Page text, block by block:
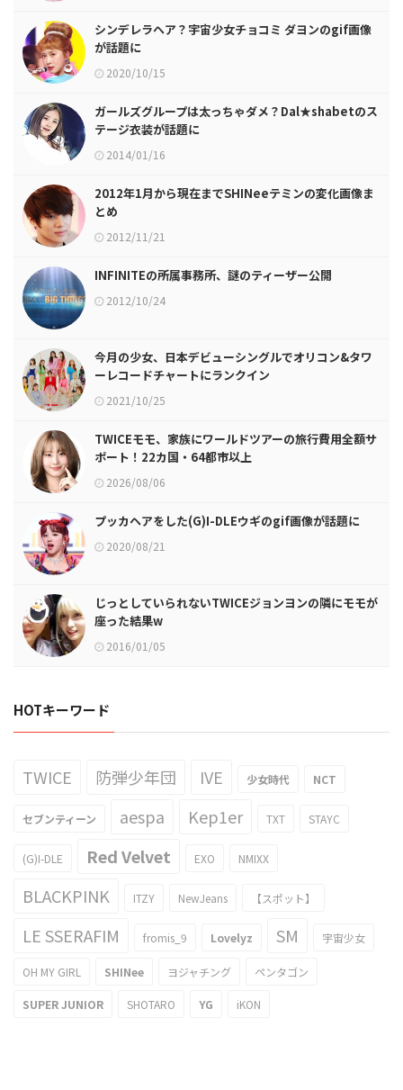
シンデレラヘア？宇宙少女チョコミ ダヨンのgif画像
が話題に
2020/10/15
ガールズグループは太っちゃダメ？Dal★shabetのス
テージ衣装が話題に
2014/01/16
2012年1月から現在までSHINeeテミンの変化画像ま
とめ
2012/11/21
INFINITEの所属事務所、謎のティーザー公開
2012/10/24
今月の少女、日本デビューシングルでオリコン&タワ
ーレコードチャートにランクイン
2021/10/25
TWICEモモ、家族にワールドツアーの旅行費用全額サ
ポート！22カ国・64都市以上
2026/08/06
プッカヘアをした(G)I-DLEウギのgif画像が話題に
2020/08/21
じっとしていられないTWICEジョンヨンの隣にモモが
座った結果w
2016/01/05
HOTキーワード
TWICE 防弾少年団 IVE 少女時代 NCT
セブンティーン aespa Kep1er TXT STAYC
(G)I-DLE Red Velvet EXO NMIXX
BLACKPINK ITZY NewJeans 【スポット】
LE SSERAFIM fromis_9 Lovelyz SM 宇宙少女
OH MY GIRL SHINee ヨジャチング ペンタゴン
SUPER JUNIOR SHOTARO YG iKON